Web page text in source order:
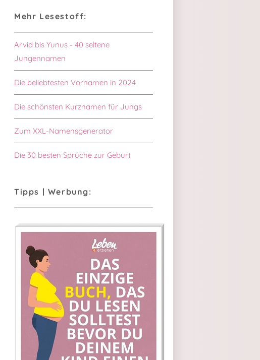
Mehr Lesestoff:
Arvid bis Yunus - 40 seltene
Jungennamen
Die beliebtesten Vornamen in 2024
Die schönsten Kurznamen für Jungs
Zum XXL-Namensgenerator
Die 30 besten Sprüche zur Geburt
Tipps | Werbung: